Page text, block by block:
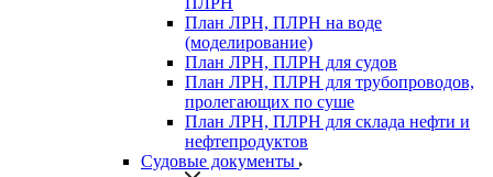
План ЛРН, ПЛРН на воде
(моделирование)
План ЛРН, ПЛРН для судов
План ЛРН, ПЛРН для трубопроводов,
пролегающих по суше
План ЛРН, ПЛРН для склада нефти и
нефтепродуктов
Судовые документы